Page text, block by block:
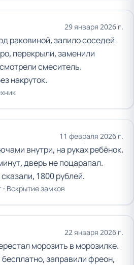
29 января 2026 г.
раковиной, залило соседей
перекрыли, заменили
смеситель.
накруток.
11 февраля 2026 г.
внутри, на руках ребёнок.
дверь не поцарапал.
1800 рублей.
Вскрытие замков
22 января 2026 г.
морозить в морозилке.
заправили фреон,